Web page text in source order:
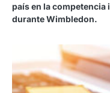
país en la
durante Wimbledon.